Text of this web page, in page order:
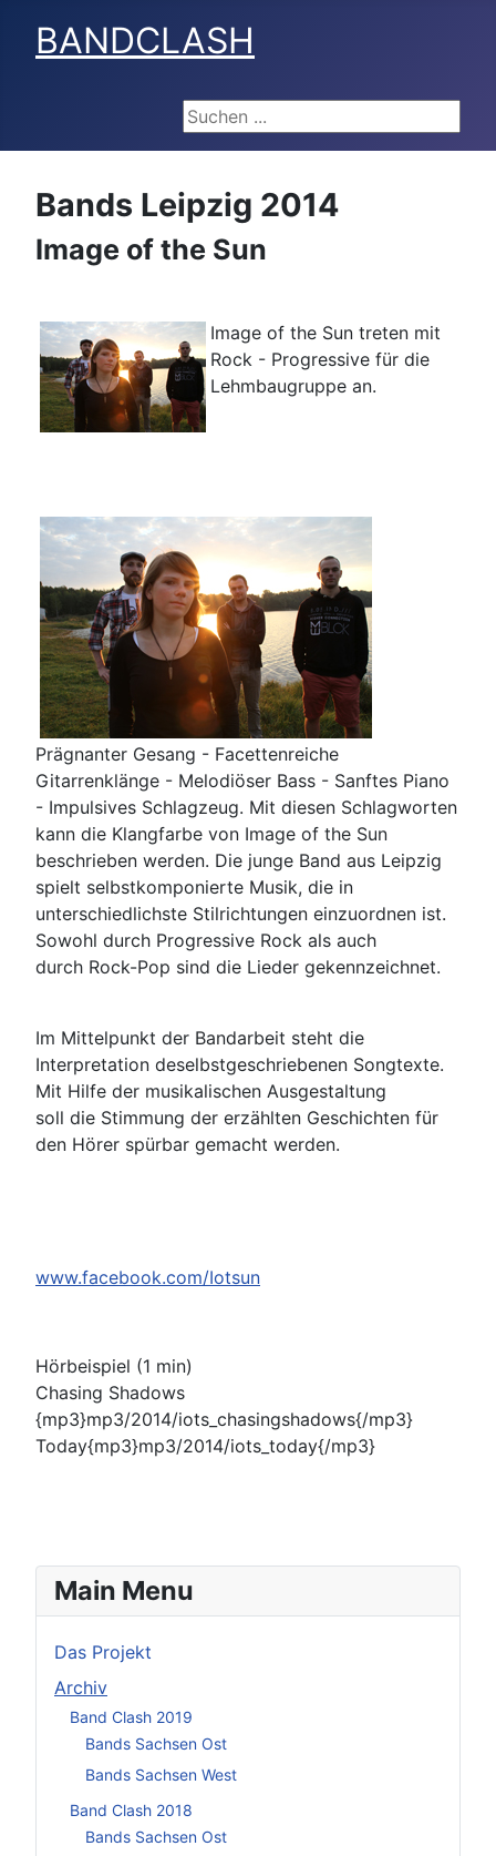
BANDCLASH
Suchen ...
Main Menu
Das Projekt
Archiv
Band Clash 2019
Bands Sachsen Ost
Bands Sachsen West
Band Clash 2018
Bands Sachsen Ost
Bands Leipzig 2014
Image of the Sun
Image of the Sun treten mit
Rock - Progressive für die
Lehmbaugruppe an.
Prägnanter Gesang - Facettenreiche
Gitarrenklänge - Melodiöser Bass - Sanftes Piano
- Impulsives Schlagzeug. Mit diesen Schlagworten
kann die Klangfarbe von Image of the Sun
beschrieben werden. Die junge Band aus Leipzig
spielt selbstkomponierte Musik, die in
unterschiedlichste Stilrichtungen einzuordnen ist.
Sowohl durch Progressive Rock als auch
durch Rock-Pop sind die Lieder gekennzeichnet.
Im Mittelpunkt der Bandarbeit steht die
Interpretation deselbstgeschriebenen Songtexte.
Mit Hilfe der musikalischen Ausgestaltung
soll die Stimmung der erzählten Geschichten für
den Hörer spürbar gemacht werden.
www.facebook.com/Iotsun
Hörbeispiel (1 min)
Chasing Shadows
{mp3}mp3/2014/iots_chasingshadows{/mp3}
Today{mp3}mp3/2014/iots_today{/mp3}